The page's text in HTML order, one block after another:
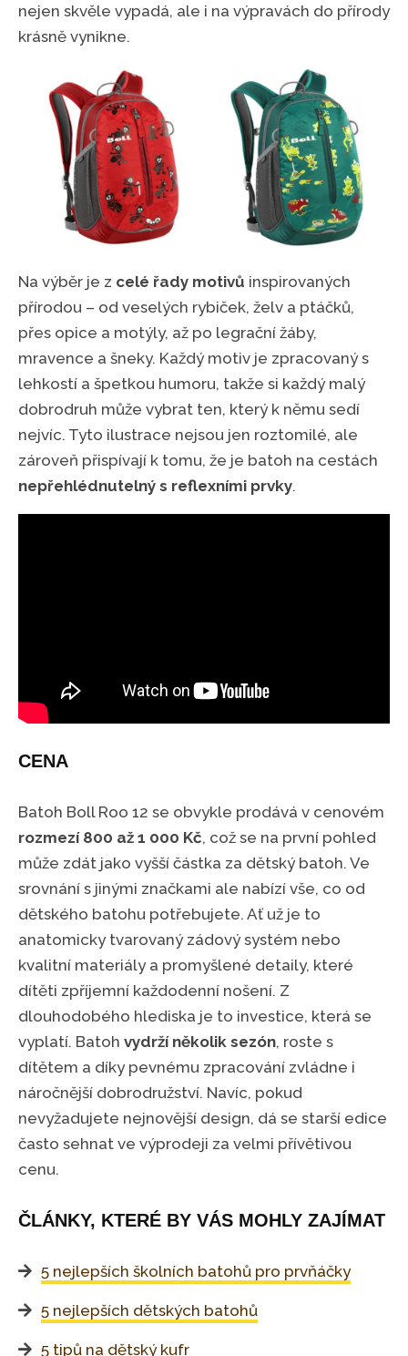
nejen skvěle vypadá, ale i na výpravách do přírody
krásně vynikne.
Na výběr je z celé řady motivů inspirovaných
přírodou – od veselých rybiček, želv a ptáčků,
přes opice a motýly, až po legrační žáby,
mravence a šneky. Každý motiv je zpracovaný s
lehkostí a špetkou humoru, takže si každý malý
dobrodruh může vybrat ten, který k němu sedí
nejvíc. Tyto ilustrace nejsou jen roztomilé, ale
zároveň přispívají k tomu, že je batoh na cestách
nepřehlédnutelný s reflexními prvky.
CENA
Batoh Boll Roo 12 se obvykle prodává v cenovém
rozmezí 800 až 1 000 Kč, což se na první pohled
může zdát jako vyšší částka za dětský batoh. Ve
srovnání s jinými značkami ale nabízí vše, co od
dětského batohu potřebujete. Ať už je to
anatomicky tvarovaný zádový systém nebo
kvalitní materiály a promyšlené detaily, které
dítěti zpříjemní každodenní nošení. Z
dlouhodobého hlediska je to investice, která se
vyplatí. Batoh vydrží několik sezón, roste s
dítětem a díky pevnému zpracování zvládne i
náročnější dobrodružství. Navíc, pokud
nevyžadujete nejnovější design, dá se starší edice
často sehnat ve výprodeji za velmi přívětivou
cenu.
ČLÁNKY, KTERÉ BY VÁS MOHLY ZAJÍMAT
5 nejlepších školních batohů pro prvňáčky
5 nejlepších dětských batohů
5 tipů na dětský kufr